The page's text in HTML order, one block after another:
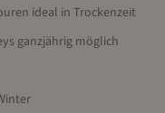
ideal in Trockenzeit
ganzjährig möglich